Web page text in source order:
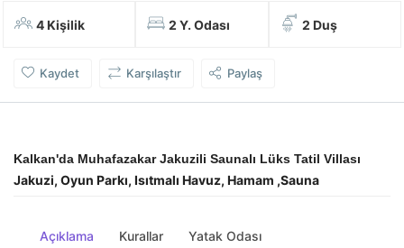
4 Kişilik 2 Y. Odası 2 Duş
Kaydet Karşılaştır Paylaş
Kalkan'da Muhafazakar Jakuzili Saunalı Lüks Tatil Villası
Jakuzi, Oyun Parkı, Isıtmalı Havuz, Hamam ,Sauna
Açıklama Kurallar Yatak Odası